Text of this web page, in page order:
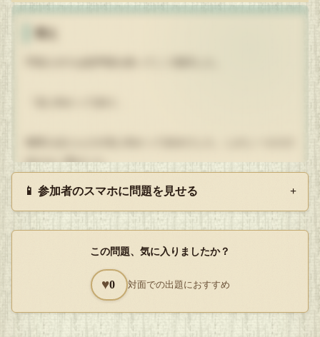
歩かない男がいた。
指示に従うことができなかったのである。
こうして地球は救われたのである。
📱 参加者のスマホに問題を見せる +
この問題、気に入りましたか？
♥0 対面での出題におすすめ